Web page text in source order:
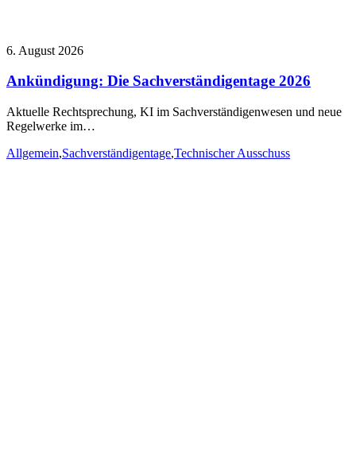
6. August 2026
Ankündigung: Die Sachverständigentage 2026
Aktuelle Rechtsprechung, KI im Sachverständigenwesen und neue
Regelwerke im…
Allgemein,Sachverständigentage,Technischer Ausschuss